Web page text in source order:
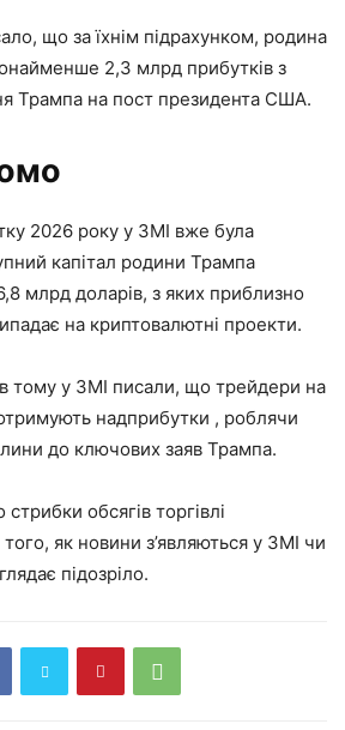
що за їхнім підрахунком, родина
2,3 млрд прибутків з
Трампа на пост президента США.
2026 року у ЗМІ вже була
капітал родини Трампа
млрд доларів, з яких приблизно
на криптовалютні проекти.
тому у ЗМІ писали, що трейдери на
надприбутки , роблячи
до ключових заяв Трампа.
обсягів торгівлі
як новини з’являються у ЗМІ чи
підозріло.